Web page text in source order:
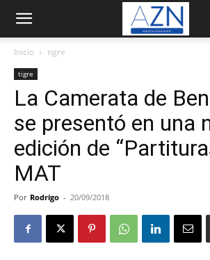
Inicio tigre
tigre
La Camerata de
se presentó en una
edición de
MAT
Por Rodrigo - 20/09/2018